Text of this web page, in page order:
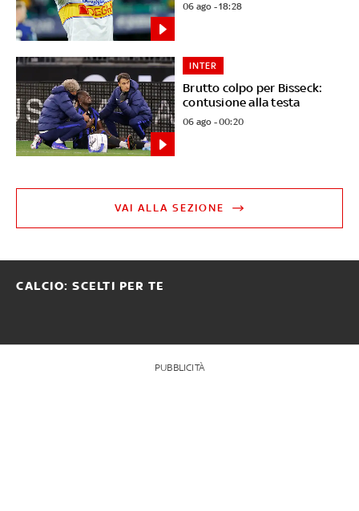
06 ago - 18:28
Brutto colpo per Bisseck:
contusione alla testa
INTER
06 ago - 00:20
VAI ALLA SEZIONE
CALCIO: SCELTI PER TE
PUBBLICITÀ